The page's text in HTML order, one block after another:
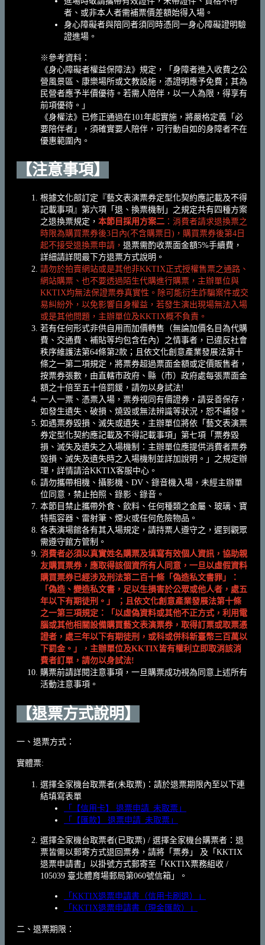
者、或非本人者需補票價差額始得入場。
身心障礙者與陪同者須同時憑同一身心障礙證明驗
證進場。
※參考資料：
《身心障礙者權益保障法》規定，「身障者進入收費之公
營風景區、康樂場所或文教設施，憑證明應予免費；其為
民營者應予半價優待。若需人陪伴，以一人為限，得享有
前項優待。」
《身權法》已修正通過在101年起實施，將嚴格定義「必
要陪伴者」，須確實要人陪伴，可行動自如的身障者不在
優惠範圍內。
【注意事項】
根據文化部訂定『藝文表演票券定型化契約應記載及不得
記載事項』第六項「退、換票機制」之規定共有四種方案
之退換票規定， 本節目採用方案二 ：消費者請求退換票之
時限為購買票券後3日內(不含購票日)，購買票券後第4日
起不接受退換票申請， 退票需酌收票面金額5%手續費，
詳細請詳閱最下方退票方式說明。
請勿於拍賣網站或是其他非KKTIX正式授權售票之通路、
網站購票、也不要透過陌生代購進行購票，主辦單位與
KKTIX均無法保證票券真實性。除可能衍生詐騙案件或交
易糾紛外，以免影響自身權益，若發生演出現場無法入場
或是其他問題，主辦單位及KKTIX概不負責。
若有任何形式非供自用而加價轉售（無論加價名目為代購
費、交通費、補貼等均包含在內）之情事者，已違反社會
秩序維護法第64條第2款；且依文化創意產業發展法第十
條之一第二項規定，將票券超過票面金額或定價販售者，
按票券張數，由直轄市政府、縣（市）政府處每張票面金
額之十倍至五十倍罰鍰，請勿以身試法!
一人一票、憑票入場，票券視同有價證券，請妥善保存，
如發生遺失、破損、燒毀或無法辨識等狀況，恕不補發。
如遇票券毀損、滅失或遺失，主辦單位將依「藝文表演票
券定型化契約應記載及不得記載事項」第七項「票券毀
損、滅失及遺失之入場機制：主辦單位應提供消費者票券
毀損、滅失及遺失時之入場機制並詳加說明。」之規定辦
理，詳情請洽KKTIX客服中心。
請勿攜帶相機、攝影機、DV、錄音機入場，未經主辦單
位同意，禁止拍照、錄影、錄音。
本節目禁止攜帶外食、飲料、任何種類之金屬、玻璃、寶
特瓶容器、雷射筆、煙火或任何危險物品。
各表演場館各有其入場規定，請持票人遵守之，遲到觀眾
需遵守館方管制。
消費者必須以真實姓名購票及填寫有效個人資訊，協助親
友購買票券，應取得該個資所有人同意，一旦以虛假資料
購買票券已經涉及刑法第二百十條「偽造私文書罪」：
「偽造、變造私文書，足以生損害於公眾或他人者，處五
年以下有期徒刑。」 ；且依文化創意產業發展法第十條
之一第三項規定：「以虛偽資料或其他不正方式，利用電
腦或其他相關設備購買藝文表演票券，取得訂票或取票憑
證者，處三年以下有期徒刑，或科或併科新臺幣三百萬以
下罰金。」，主辦單位及KKTIX皆有權利立即取消該消
費者訂單，請勿以身試法!
購票前請詳閱注意事項，一旦購票成功視為同意上述所有
活動注意事項。
【退票方式說明】
一、退票方式：
實體票:
選擇全家機台取票者(未取票)：請於退票期限內至以下連
結填寫表單
「【信用卡】 退票申請_未取票」
「【匯款】 退票申請_未取票」
選擇全家機台取票者(已取票) / 選擇全家機台購票者：退
票皆需以郵寄方式退回票券，請將「票券」 及「KKTIX
退票申請書」以掛號方式郵寄至「KKTIX票務組收 /
105039 臺北體育場郵局第060號信箱」。
「KKTIX退票申請書（信用卡刷退）」
「KKTIX退票申請書（現金匯款）」
二、退票期限：